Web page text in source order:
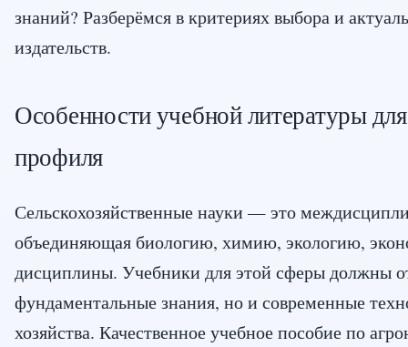
знаний? Разберёмся в критериях выбора и
издательств.
Особенности учебной литературы
профиля
Сельскохозяйственные науки — это
объединяющая биологию, химию, экологию,
дисциплины. Учебники для этой сферы должны
фундаментальные знания, но и современные
хозяйства. Качественное учебное пособие по